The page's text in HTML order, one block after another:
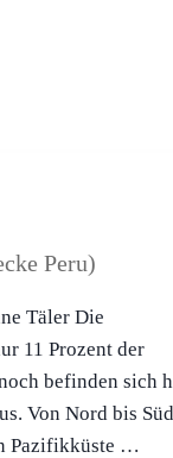
Peru)
Täler Die
11 Prozent der
befinden sich
Von Nord bis Süd
Pazifikküste …